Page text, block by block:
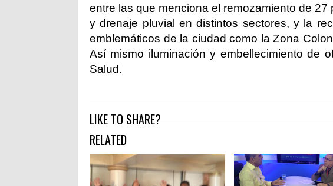
entre las que menciona el remozamiento de
y drenaje pluvial en distintos sectores, y la
emblemáticos de la ciudad como la Zona
Así mismo iluminación y embellecimiento de
Salud.
LIKE TO SHARE?
RELATED